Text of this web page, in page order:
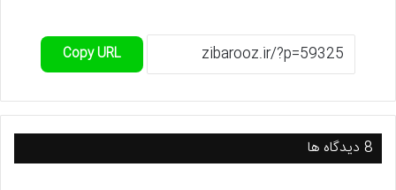
Copy URL
‫8 دیدگاه ها